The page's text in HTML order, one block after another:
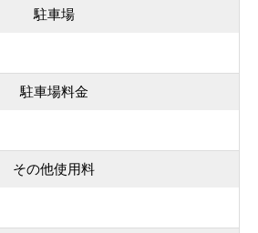
駐車場
駐車場料金
その他使用料